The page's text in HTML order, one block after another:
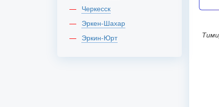
Черкесск
Эркен-Шахар
Эркин-Юрт